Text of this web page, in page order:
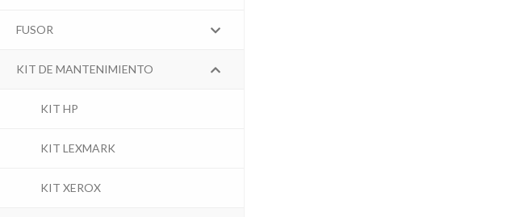
FUSOR
KIT DE MANTENIMIENTO
KIT HP
KIT LEXMARK
KIT XEROX